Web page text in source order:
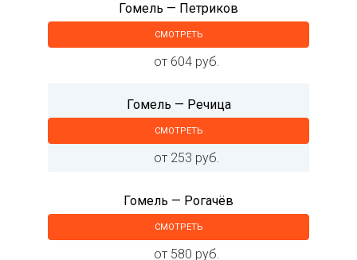
Гомель — Петриков
СМОТРЕТЬ
от 604 руб.
Гомель — Речица
СМОТРЕТЬ
от 253 руб.
Гомель — Рогачёв
СМОТРЕТЬ
от 580 руб.